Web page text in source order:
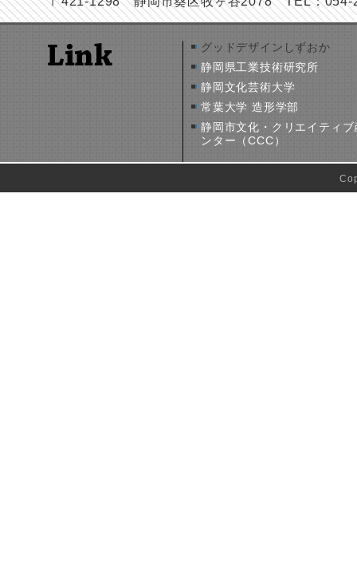
グッドデザインしずおか
静岡県工業技術研究所
静岡文化芸術大学
常葉大学 造形学部
静岡市文化・クリエイティ
ンター（CCC）